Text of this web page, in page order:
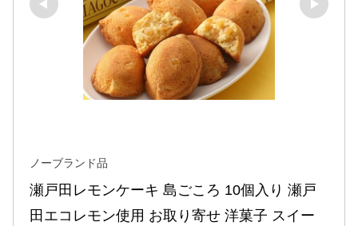
ノーブランド品
瀬戸田レモンケーキ 島ごころ 10個入り 瀬戸
田エコレモン使用 お取り寄せ 洋菓子 スイー